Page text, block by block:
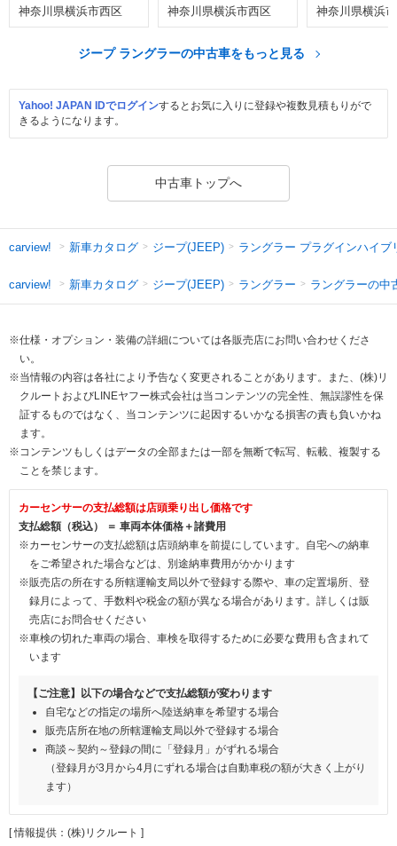
神奈川県横浜市西区 神奈川県横浜市西区 神奈川県横浜
ジープ ラングラーの中古車をもっと見る
Yahoo! JAPAN IDでログインするとお気に入りに登録や複数見積もりがで
きるようになります。
中古車トップへ
carview! 新車カタログ ジープ(JEEP) ラングラー プラグインハイブ
carview! 新車カタログ ジープ(JEEP) ラングラー ラングラーの中
※仕様・オプション・装備の詳細については各販売店にお問い合わせくださ
い。
※当情報の内容は各社により予告なく変更されることがあります。また、(株)リ
クルートおよびLINEヤフー株式会社は当コンテンツの完全性、無誤謬性を保
証するものではなく、当コンテンツに起因するいかなる損害の責も負いかね
ます。
※コンテンツもしくはデータの全部または一部を無断で転写、転載、複製する
ことを禁じます。
カーセンサーの支払総額は店頭乗り出し価格です
支払総額（税込） ＝ 車両本体価格＋諸費用
※カーセンサーの支払総額は店頭納車を前提にしています。自宅への納車
をご希望された場合などは、別途納車費用がかかります
※販売店の所在する所轄運輸支局以外で登録する際や、車の定置場所、登
録月によって、手数料や税金の額が異なる場合があります。詳しくは販
売店にお問合せください
※車検の切れた車両の場合、車検を取得するために必要な費用も含まれて
います
【ご注意】以下の場合などで支払総額が変わります
自宅などの指定の場所へ陸送納車を希望する場合
販売店所在地の所轄運輸支局以外で登録する場合
商談～契約～登録の間に「登録月」がずれる場合
（登録月が3月から4月にずれる場合は自動車税の額が大きく上がり
ます）
[ 情報提供：(株)リクルート ]